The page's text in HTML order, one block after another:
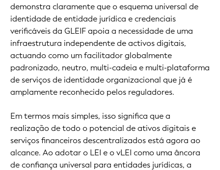
demonstra claramente que o esquema universal de
identidade de entidade jurídica e credenciais
verificáveis da GLEIF apoia a necessidade de uma
infraestrutura independente de activos digitais,
actuando como um facilitador globalmente
padronizado, neutro, multi-cadeia e multi-plataforma
de serviços de identidade organizacional que já é
amplamente reconhecido pelos reguladores.
Em termos mais simples, isso significa que a
realização de todo o potencial de ativos digitais e
serviços financeiros descentralizados está agora ao
alcance. Ao adotar o LEI e o vLEI como uma âncora
de confiança universal para entidades jurídicas, a